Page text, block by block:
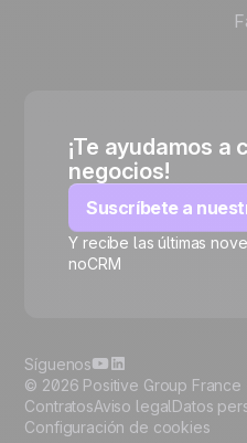
¡Te ayudamos a
negocios!
Suscríbete a
Y recibe las últimas
noCRM
© 2026 Positive Group France
ContratosAviso legalDatos
Configuración de cookies
Síguenos